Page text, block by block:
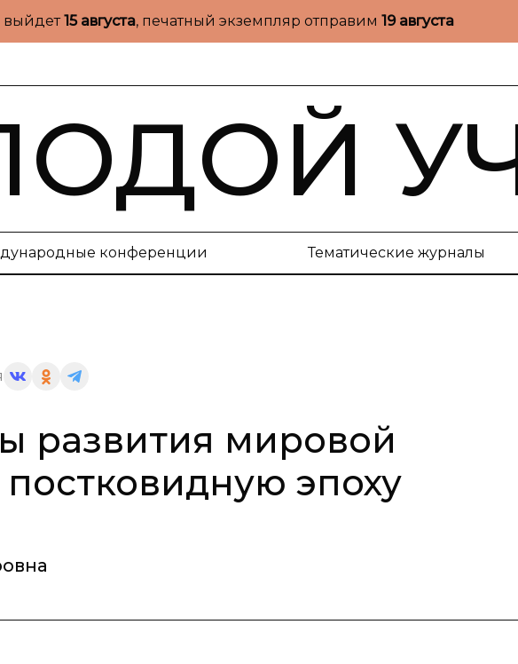
выйдет15 августа, печатный экземпляр отправим 19 августа
конференции Тематические журналы
развития мировой
эпоху